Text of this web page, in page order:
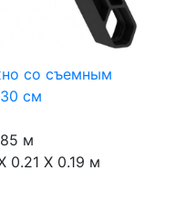
со съемным
см
м
0.21 X 0.19 м